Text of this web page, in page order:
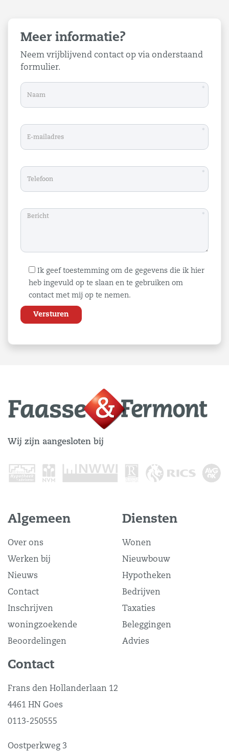
Meer informatie?
Neem vrijblijvend contact op via onderstaand
formulier.
*
*
*
*
Ik geef toestemming om de gegevens die ik hier
heb ingevuld op te slaan en te gebruiken om
contact met mij op te nemen.
Wij zijn aangesloten bij
Algemeen
Over ons
Werken bij
Nieuws
Contact
Inschrijven
woningzoekende
Beoordelingen
Diensten
Wonen
Nieuwbouw
Hypotheken
Bedrijven
Taxaties
Beleggingen
Advies
Contact
Frans den Hollanderlaan 12
4461 HN Goes
0113-250555
Oostperkweg 3